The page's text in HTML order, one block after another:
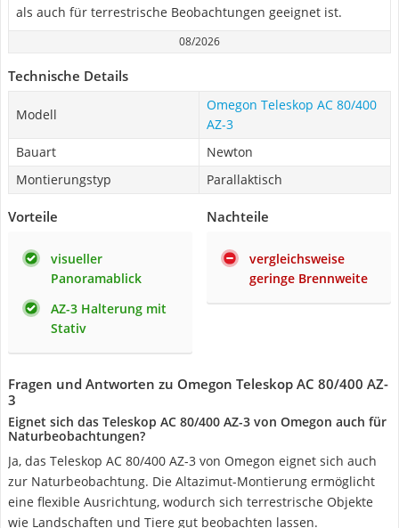
als auch für terrestrische Beobachtungen geeignet ist.
08/2026
Technische Details
Modell
Omegon Teleskop AC 80/400
AZ-3
Bauart
Newton
Montierungstyp
Parallaktisch
Vorteile
visueller
Panoramablick
AZ-3 Halterung mit
Stativ
Nachteile
vergleichsweise
geringe Brennweite
Fragen und Antworten zu Omegon Teleskop AC 80/400 AZ-
3
Eignet sich das Teleskop AC 80/400 AZ-3 von Omegon auch für
Naturbeobachtungen?
Ja, das Teleskop AC 80/400 AZ-3 von Omegon eignet sich auch
zur Naturbeobachtung. Die Altazimut-Montierung ermöglicht
eine flexible Ausrichtung, wodurch sich terrestrische Objekte
wie Landschaften und Tiere gut beobachten lassen.